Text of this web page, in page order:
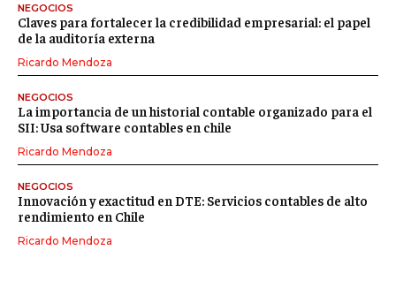
NEGOCIOS
Claves para fortalecer la credibilidad empresarial: el papel
de la auditoría externa
Ricardo Mendoza
NEGOCIOS
La importancia de un historial contable organizado para el
SII: Usa software contables en chile
Ricardo Mendoza
NEGOCIOS
Innovación y exactitud en DTE: Servicios contables de alto
rendimiento en Chile
Ricardo Mendoza